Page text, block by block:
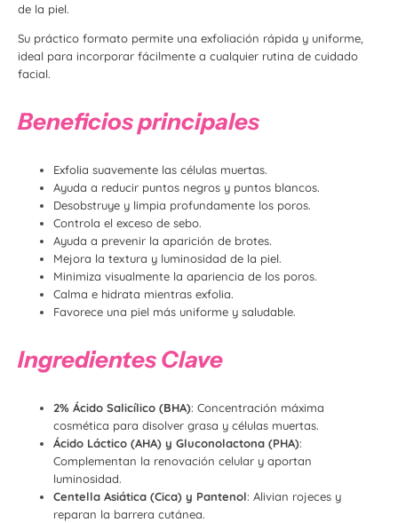
de la piel.
Su práctico formato permite una exfoliación rápida y uniforme,
ideal para incorporar fácilmente a cualquier rutina de cuidado
facial.
Beneficios principales
Exfolia suavemente las células muertas.
Ayuda a reducir puntos negros y puntos blancos.
Desobstruye y limpia profundamente los poros.
Controla el exceso de sebo.
Ayuda a prevenir la aparición de brotes.
Mejora la textura y luminosidad de la piel.
Minimiza visualmente la apariencia de los poros.
Calma e hidrata mientras exfolia.
Favorece una piel más uniforme y saludable.
Ingredientes Clave
2% Ácido Salicílico (BHA): Concentración máxima
cosmética para disolver grasa y células muertas.
Ácido Láctico (AHA) y Gluconolactona (PHA):
Complementan la renovación celular y aportan
luminosidad.
Centella Asiática (Cica) y Pantenol: Alivian rojeces y
reparan la barrera cutánea.